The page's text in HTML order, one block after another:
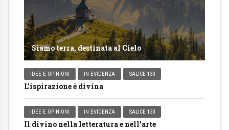
Siamo terra, destinata al Cielo
IDEE E OPINIONI IN EVIDENZA SALICE 130
L’ispirazione è divina
IDEE E OPINIONI IN EVIDENZA SALICE 130
Il divino nella letteratura e nell’arte